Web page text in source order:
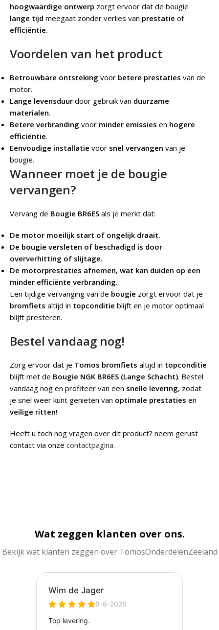
hoogwaardige ontwerp zorgt ervoor dat de bougie
lange tijd meegaat zonder verlies van prestatie of
efficiëntie.
Voordelen van het product
Betrouwbare ontsteking voor betere prestaties van de
motor.
Lange levensduur door gebruik van duurzame
materialen.
Betere verbranding voor minder emissies en hogere
efficiëntie.
Eenvoudige installatie voor snel vervangen van je
bougie.
Wanneer moet je de bougie
vervangen?
Vervang de Bougie BR6ES als je merkt dat:
De motor moeilijk start of ongelijk draait.
De bougie versleten of beschadigd is door
oververhitting of slijtage.
De motorprestaties afnemen, wat kan duiden op een
minder efficiënte verbranding.
Een tijdige vervanging van de bougie zorgt ervoor dat je
bromfiets altijd in topconditie blijft en je motor optimaal
blijft presteren.
Bestel vandaag nog!
Zorg ervoor dat je Tomos bromfiets altijd in topconditie
blijft met de Bougie NGK BR6ES (Lange Schacht). Bestel
vandaag nog en profiteer van een snelle levering, zodat
je snel weer kunt genieten van optimale prestaties en
veilige ritten!
Heeft u toch nog vragen over dit product? neem gerust
contact via onze contactpagina.
Wat zeggen klanten over ons.
Bekijk wat klanten zeggen over TomosOnderdelenZeeland